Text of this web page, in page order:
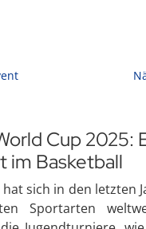
Cup 2025:
im Basketball
sich in den letzten
Sportarten